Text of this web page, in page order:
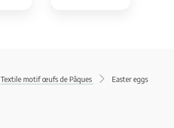
Textile motif œufs de Pâques
Easter eggs